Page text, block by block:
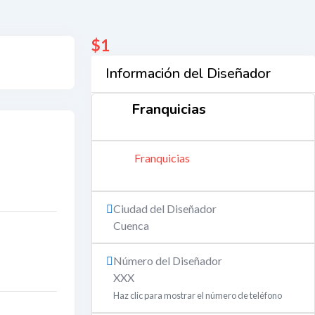
$1
Información del Diseñador
Franquicias
Franquicias
Ciudad del Diseñador
Cuenca
Número del Diseñador
XXX
Haz clic para mostrar el número de teléfono